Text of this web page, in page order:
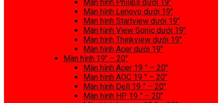
Màn hình Philips dưới 19″
Màn hình Lenovo dưới 19″
Màn hình Startview dưới 19″
Màn hình View Sonic dưới 19″
Màn hình Thinkview dưới 19″
Màn hình Acer dưới 19″
Màn hình 19″ – 20″
Màn hình Acer 19 ” – 20″
Màn hình AOC 19 ” – 20″
Màn hình Dell 19 ” – 20″
Màn hình HP 19 ” – 20″